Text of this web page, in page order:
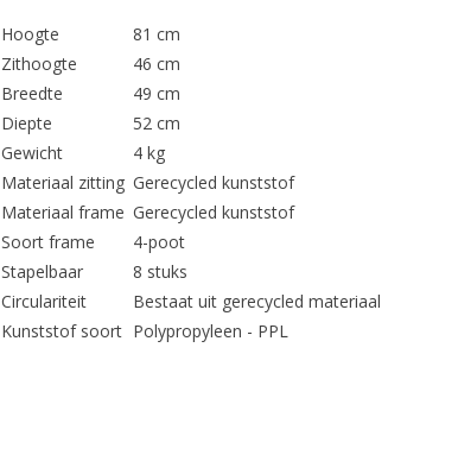
Hoogte
81 cm
Zithoogte
46 cm
Breedte
49 cm
Diepte
52 cm
Gewicht
4 kg
Materiaal zitting Gerecycled kunststof
Materiaal frame Gerecycled kunststof
Soort frame
4-poot
Stapelbaar
8 stuks
Circulariteit
Bestaat uit gerecycled materiaal
Kunststof soort Polypropyleen - PPL